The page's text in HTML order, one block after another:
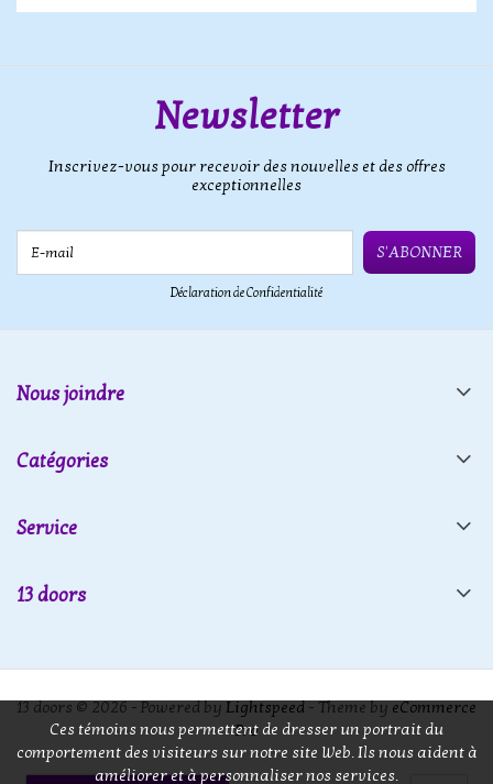
Newsletter
Inscrivez-vous pour recevoir des nouvelles et des offres
exceptionnelles
S'ABONNER
Déclaration de Confidentialité
Nous joindre
Catégories
Service
13 doors
13 doors © 2026 - Powered by Lightspeed - Theme by eCommerce
Pro
Ces témoins nous permettent de dresser un portrait du
comportement des visiteurs sur notre site Web. Ils nous aident à
améliorer et à personnaliser nos services.